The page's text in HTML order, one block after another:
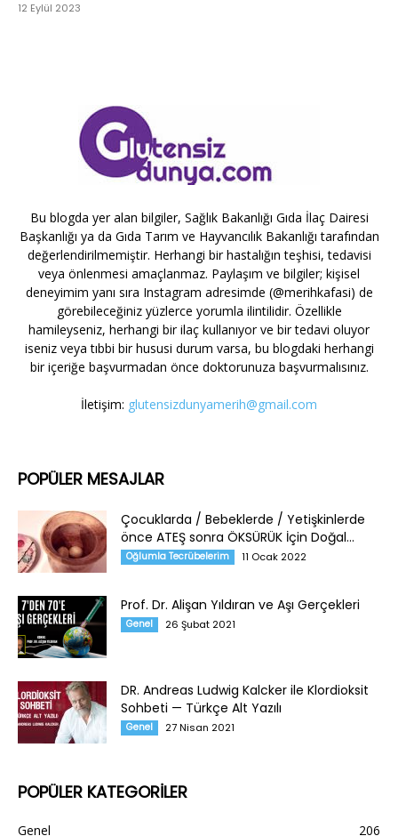
12 Eylül 2023
Bu blogda yer alan bilgiler, Sağlık Bakanlığı Gıda İlaç Dairesi
Başkanlığı ya da Gıda Tarım ve Hayvancılık Bakanlığı tarafından
değerlendirilmemiştir. Herhangi bir hastalığın teşhisi, tedavisi
veya önlenmesi amaçlanmaz. Paylaşım ve bilgiler; kişisel
deneyimim yanı sıra Instagram adresimde (@merihkafasi) de
görebileceğiniz yüzlerce yorumla ilintilidir. Özellikle
hamileyseniz, herhangi bir ilaç kullanıyor ve bir tedavi oluyor
iseniz veya tıbbi bir hususi durum varsa, bu blogdaki herhangi
bir içeriğe başvurmadan önce doktorunuza başvurmalısınız.
İletişim: glutensizdunyamerih@gmail.com
POPÜLER MESAJLAR
Çocuklarda / Bebeklerde / Yetişkinlerde
önce ATEŞ sonra ÖKSÜRÜK İçin Doğal...
Oğlumla Tecrübelerim 11 Ocak 2022
Prof. Dr. Alişan Yıldıran ve Aşı Gerçekleri
Genel 26 Şubat 2021
DR. Andreas Ludwig Kalcker ile Klordioksit
Sohbeti — Türkçe Alt Yazılı
Genel 27 Nisan 2021
POPÜLER KATEGORİLER
Genel 206